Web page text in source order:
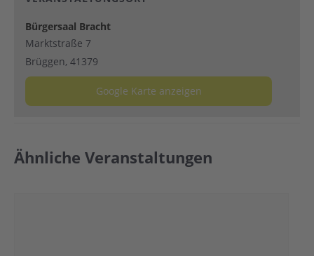
Bürgersaal Bracht
Marktstraße 7
Brüggen, 41379
Google Karte anzeigen
Ähnliche Veranstaltungen